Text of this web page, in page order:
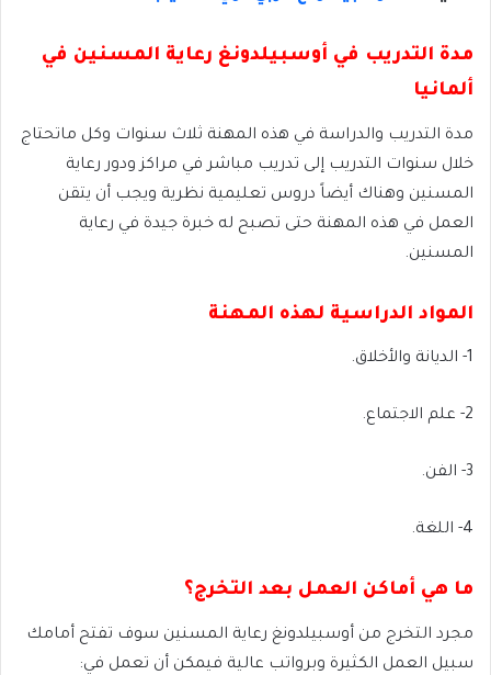
مدة التدريب في أوسبيلدونغ رعاية المسنين في
ألمانيا
مدة التدريب والدراسة في هذه المهنة ثلاث سنوات وكل ماتحتاج
خلال سنوات التدريب إلى تدريب مباشر في مراكز ودور رعاية
المسنين وهناك أيضاً دروس تعليمية نظرية ويجب أن يتقن
العمل في هذه المهنة حتى تصبح له خبرة جيدة في رعاية
المسنين.
المواد الدراسية لهذه المهنة
1- الديانة والأخلاق.
2- علم الاجتماع.
3- الفن.
4- اللغة.
ما هي أماكن العمل بعد التخرج؟
مجرد التخرج من أوسبيلدونغ رعاية المسنين سوف تفتح أمامك
سبيل العمل الكثيرة وبرواتب عالية فيمكن أن تعمل في: